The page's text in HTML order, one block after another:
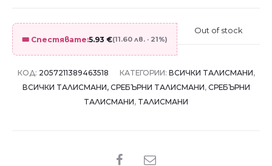
🎟️ Спестявате:5.93 €(11.60 лв. · 21%)
Out of stock
КОД: 2057211389463518 КАТЕГОРИИ: ВСИЧКИ ТАЛИСМАНИ,
ВСИЧКИ ТАЛИСМАНИ, СРЕБЪРНИ ТАЛИСМАНИ, СРЕБЪРНИ
ТАЛИСМАНИ, ТАЛИСМАНИ
SHARE